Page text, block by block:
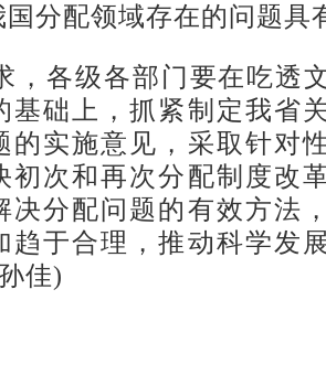
分配领域存在的问题具
，各级各部门要在吃透
基础上，抓紧制定我省
的实施意见，采取针对
初次和再次分配制度改
决分配问题的有效方法
趋于合理，推动科学发
佳)